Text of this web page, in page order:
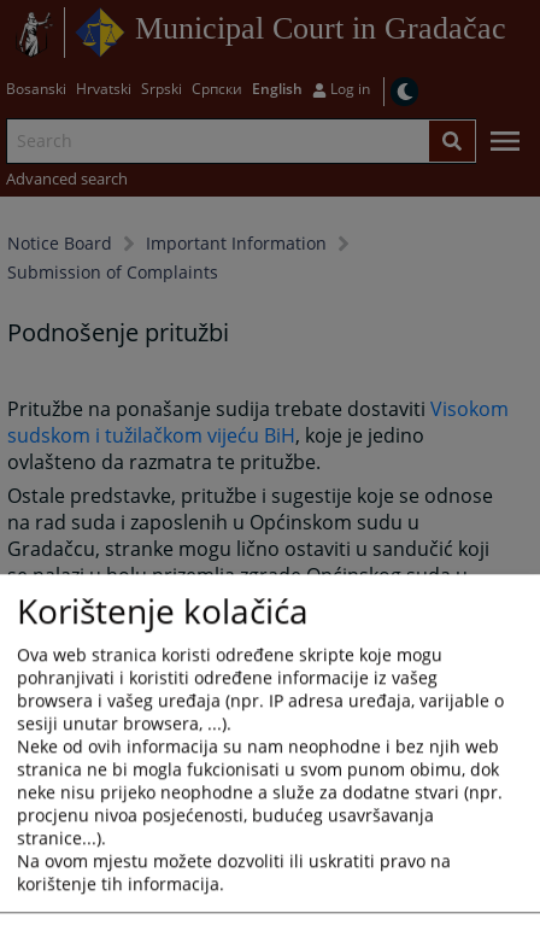
Municipal Court in Gradačac
Bosanski Hrvatski Srpski Српски English Log in
Advanced search
Notice Board
Important Information
Submission of Complaints
Podnošenje pritužbi
Pritužbe na ponašanje sudija trebate dostavitiVisokom
sudskom i tužilačkom vijeću BiH, koje je jedino
ovlašteno da razmatra te pritužbe.
Ostale predstavke, pritužbe i sugestije koje se odnose
na rad suda i zaposlenih u Općinskom sudu u
Gradačcu, stranke mogu lično ostaviti u sandučić koji
se nalazi u holu prizemlja zgrade Općinskog suda u
Gradačcu, ili pismeno Predsjedniku suda.
4803VIEWS
Korištenje kolačića
Ova web stranica koristi određene skripte koje mogu
pohranjivati i koristiti određene informacije iz vašeg
browsera i vašeg uređaja (npr. IP adresa uređaja, varijable o
sesiji unutar browsera, ...).
Neke od ovih informacija su nam neophodne i bez njih web
stranica ne bi mogla fukcionisati u svom punom obimu, dok
neke nisu prijeko neophodne a služe za dodatne stvari (npr.
procjenu nivoa posjećenosti, budućeg usavršavanja
stranice...).
Na ovom mjestu možete dozvoliti ili uskratiti pravo na
korištenje tih informacija.